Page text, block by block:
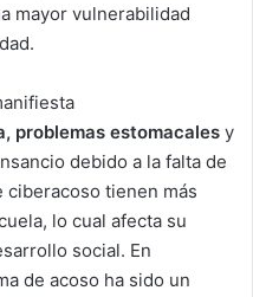
mayor vulnerabilidad
problemas estomacales y
debido a la falta de
ciberacoso tienen más
lo cual afecta su
social. En
de acoso ha sido un